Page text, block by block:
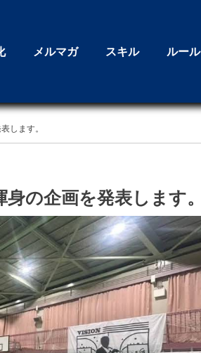
メルマガ スキル ルール
します。
の企画を発表します。